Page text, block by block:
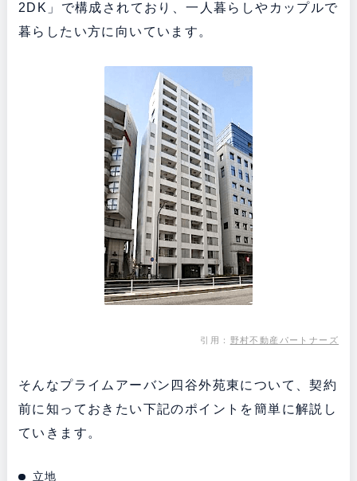
2DK」で構成されており、一人暮らしやカップルで
暮らしたい方に向いています。
引用： 野村不動産パートナーズ
そんなプライムアーバン四谷外苑東について、契約
前に知っておきたい下記のポイントを簡単に解説し
ていきます。
立地